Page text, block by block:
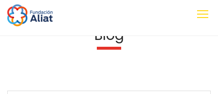
Blog